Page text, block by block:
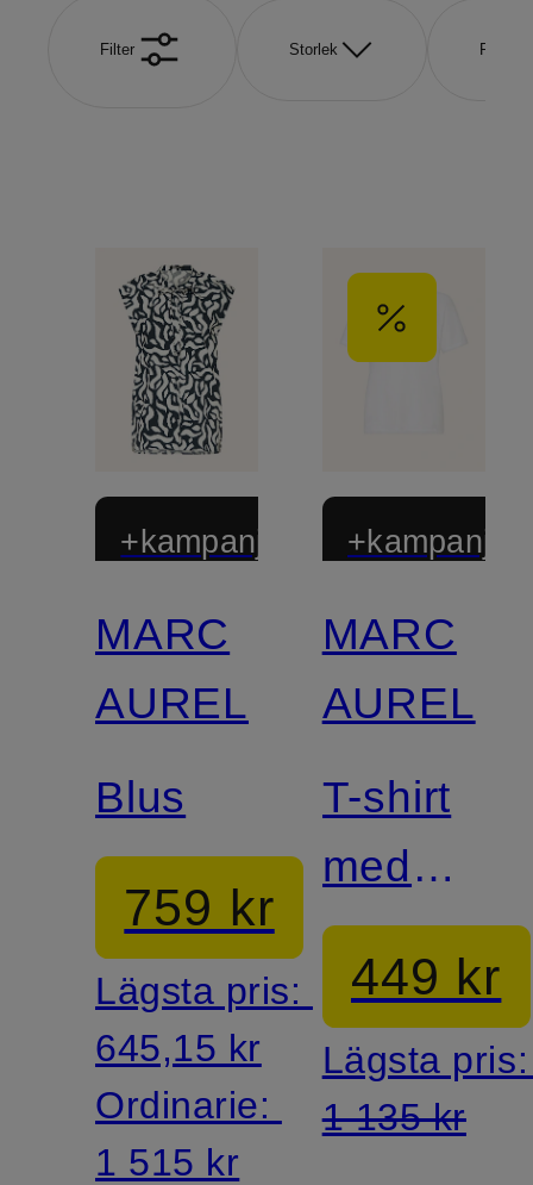
Filter Storlek Färg
+kampanjrabatt
MARC
AUREL
Blus
759 kr
Lägsta pris:
645,15 kr
Ordinarie:
1 515 kr
MARC
AUREL
T-shirt
med
449 kr
Lägsta
1 135 kr